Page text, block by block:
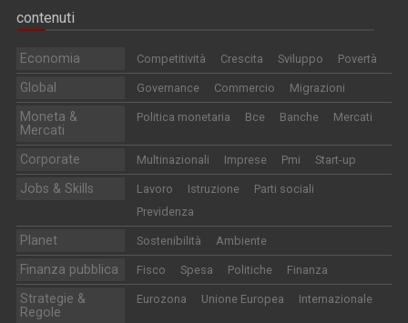
contenuti
Economia Competitività Crescita Sviluppo Povertà
Global Governance Commercio Migrazioni
Moneta &
Mercati
Politica monetaria Bce Banche Mercati
Corporate Multinazionali Imprese Pmi Start-up
Jobs & Skills Lavoro Istruzione
Parti sociali
Previdenza
Planet Sostenibilità Ambiente
Finanza pubblica Fisco Spesa Politiche Finanza
Strategie &
Regole
Eurozona Unione Europea Internazionale